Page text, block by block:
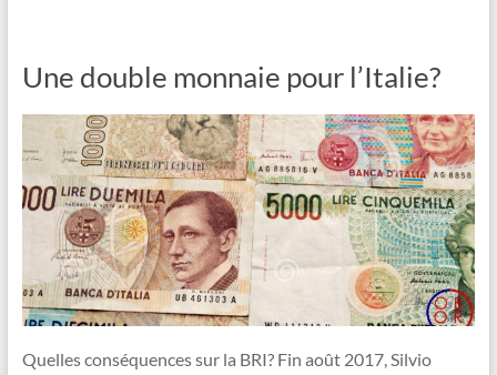
Une double monnaie pour l’Italie?
Quelles conséquences sur la BRI? Fin août 2017, Silvio